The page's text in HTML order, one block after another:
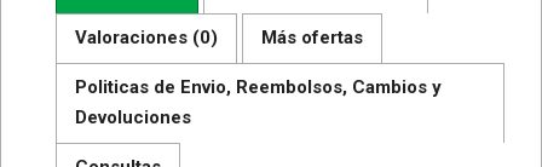
Valoraciones (0) Más ofertas
Politicas de Envio, Reembolsos, Cambios y
Devoluciones